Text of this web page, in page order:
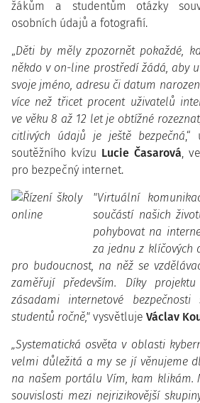
žákům a studentům otázky
osobních údajů a fotografií.
„Děti by měly zpozornět pokaždé,
někdo v on-line prostředí žádá, aby
svoje jméno, adresu či datum
více než třicet procent uživatelů
ve věku 8 až 12 let je obtížné
citlivých údajů je ještě bezpečná,“
soutěžního kvízu Lucie Časarová,
pro bezpečný internet.
"Virtuální
součástí našich
pohybovat na
za jednu z klíčových
pro budoucnost, na něž se
zaměřují především. Díky
zásadami internetové
studentů ročně," vysvětluje Václav
„Systematická osvěta v oblasti
velmi důležitá a my se jí věnujeme
na našem portálu Vím, kam klikám.
souvislosti mezi nejrizikovější